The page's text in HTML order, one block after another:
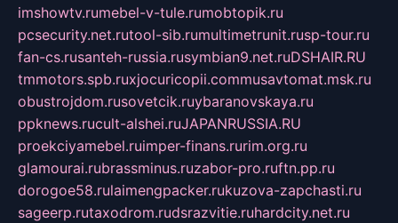
imshowtv.rumebel-v-tule.rumobtopik.ru
pcsecurity.net.rutool-sib.rumultimetrunit.rusp-tour.ru
fan-cs.rusanteh-russia.rusymbian9.net.ruDSHAIR.RU
tmmotors.spb.ruxjocuricopii.commusavtomat.msk.ru
obustrojdom.rusovetcik.ruybaranovskaya.ru
ppknews.rucult-alshei.ruJAPANRUSSIA.RU
proekciyamebel.ruimper-finans.rurim.org.ru
glamourai.rubrassminus.ruzabor-pro.ruftn.pp.ru
dorogoe58.rulaimengpacker.rukuzova-zapchasti.ru
sageerp.rutaxodrom.rudsrazvitie.ruhardcity.net.ru